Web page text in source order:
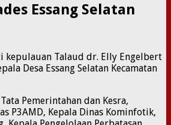
Essang Selatan
kepulauan Talaud dr. Elly Engelbert
Desa Essang Selatan Kecamatan
Pemerintahan dan Kesra,
P3AMD, Kepala Dinas Kominfotik,